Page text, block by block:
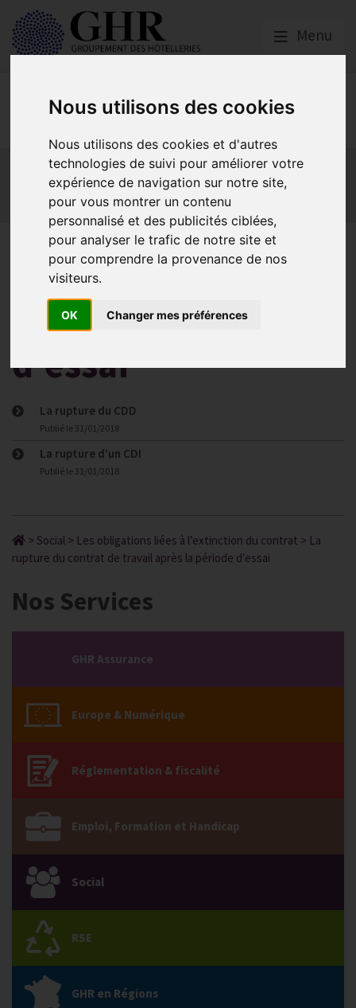
Nous utilisons des cookies
Nous utilisons des cookies et d'autres
technologies de suivi pour améliorer votre
expérience de navigation sur notre site,
pour vous montrer un contenu
personnalisé et des publicités ciblées,
pour analyser le trafic de notre site et
pour comprendre la provenance de nos
visiteurs.
OK Changer mes préférences
Menu
Social
Actualités
Les obligations liées à l’embauche
Les obligations liées à l’exécution du contrat de travail
Les obligations liées à l’extinction du contrat
La rupture du
contrat de travail
après la période
d’essai
La rupture du CDD
Publié le 31/01/2018
La rupture d’un CDI
Publié le 31/01/2018
> Social > Les obligations liées à l’extinction du contrat > La
rupture du contrat de travail après la période d’essai
Nos Services
GHR Assurance
Europe & Numérique
Réglementation & fiscalité
Emploi, Formation et Handicap
Social
RSE
GHR en Régions